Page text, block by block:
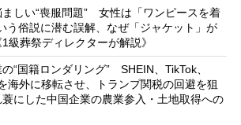
しい“喪服問題” 女性は「ワンピースを着
う俗説に潜む誤解、なぜ「ジャケット」が
級葬祭ディレクターが解説》
“国籍ロンダリング” SHEIN、TikTok、
海外に移転させ、トランプ関税の回避を狙
にした中国企業の農業参入・土地取得への